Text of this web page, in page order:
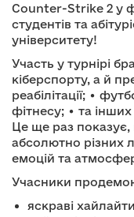
Counter-Strike 2 у
студентів та
університету!
Участь у турнірі
кіберспорту, а й
реабілітації; •
фітнесу; • та
Це ще раз показує,
абсолютно різних
емоцій та
Учасники
яскраві